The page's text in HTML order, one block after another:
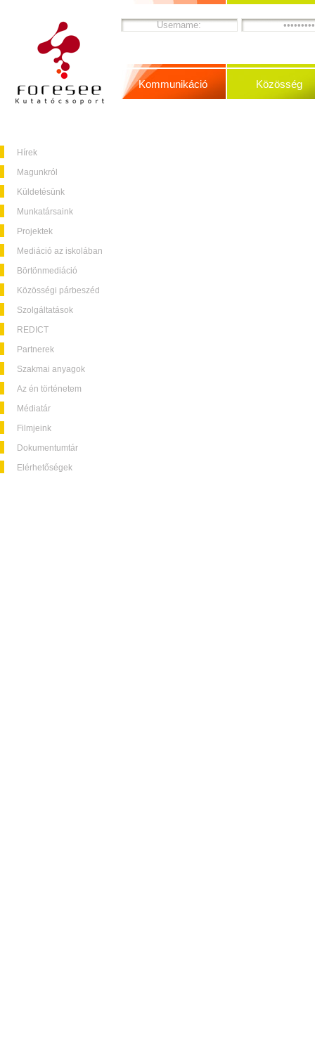
Hírek
Magunkról
Küldetésünk
Munkatársaink
Projektek
Mediáció az iskolában
Börtönmediáció
Közösségi párbeszéd
Szolgáltatások
REDICT
Partnerek
Szakmai anyagok
Az én történetem
Médiatár
Filmjeink
Dokumentumtár
Elérhetőségek
Kommunikáció Közösség